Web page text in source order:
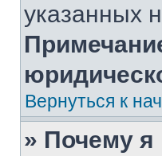
указанных
Вернуться к
» Почему я